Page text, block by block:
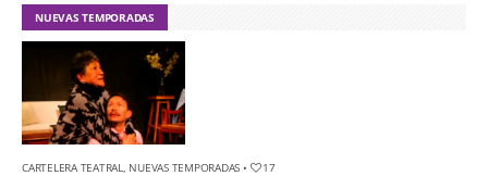
NUEVAS TEMPORADAS
CARTELERA TEATRAL NUEVAS TEMPORADAS • 17